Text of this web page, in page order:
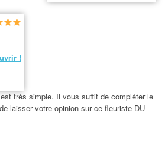
!
très simple. Il vous suffit de compléter le
laisser votre opinion sur ce fleuriste DU